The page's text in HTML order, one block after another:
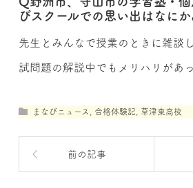
びスクールでの思い出はなにか
先生とみんなで授業のときに雑談
試問題の解説中でもメリハリがあ
まなびニュース 合格体験記 草津東高校
前の記事